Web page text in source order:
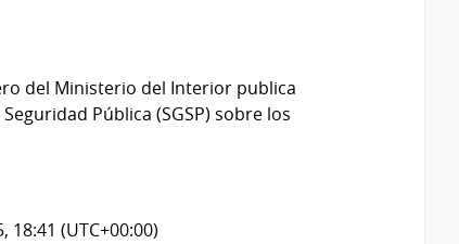
del Ministerio del Interior publica
Pública (SGSP) sobre los
18:41 (UTC+00:00)